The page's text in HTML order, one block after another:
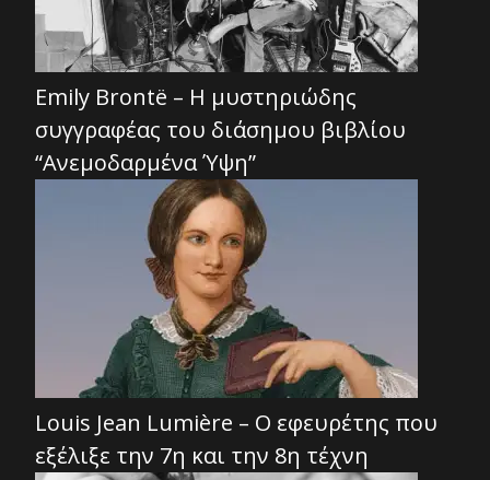
Emily Brontë – Η μυστηριώδης
συγγραφέας του διάσημου βιβλίου
“Ανεμοδαρμένα Ύψη”
Louis Jean Lumière – Ο εφευρέτης που
εξέλιξε την 7η και την 8η τέχνη